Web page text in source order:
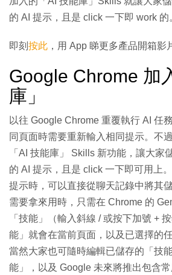
的 AI 提示，且是 click 一下即 work 的
即刻 按此 ，用 App 睇更多產品開箱影
Google Chrome 加
庫」
以往 Google Chrome 重覆執行 AI 任
同頁面時需要重新輸入相同提示。不
「AI 技能庫」 Skills 新功能，讓大家
的 AI 提示，且是 click 一下即可用上
提示時，可以直接從聊天記錄中將其
需要拿來用時，只需在 Chrome 的
「技能」（輸入斜線 / 或按下加號 +
能」就會在當前頁面，以及已選擇的
當然大家也可隨時編輯已儲存的「技
能」，以及 Google 未來將推出包含